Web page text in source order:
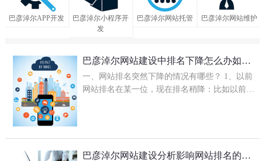
巴彦淖尔APP开发
巴彦淖尔小程序开
发
巴彦淖尔网站托管 巴彦淖尔网站维护
巴彦淖尔网站建设中排名下降怎么办如何解决?
一、网站排名突然下降的情况有哪些？ 1、以前
网站排名在某一位，现在排名稍降：比如以前排
巴彦淖尔网站建设分析影响网站排名的因素有哪